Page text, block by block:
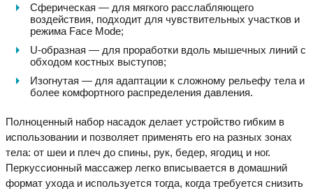
Сферическая — для мягкого расслабляющего
воздействия, подходит для чувствительных участков и
режима Face Mode;
U-образная — для проработки вдоль мышечных линий с
обходом костных выступов;
Изогнутая — для адаптации к сложному рельефу тела и
более комфортного распределения давления.
Полноценный набор насадок делает устройство гибким в
использовании и позволяет применять его на разных зонах
тела: от шеи и плеч до спины, рук, бедер, ягодиц и ног.
Перкуссионный массажер легко вписывается в домашний
формат ухода и используется тогда, когда требуется снизить